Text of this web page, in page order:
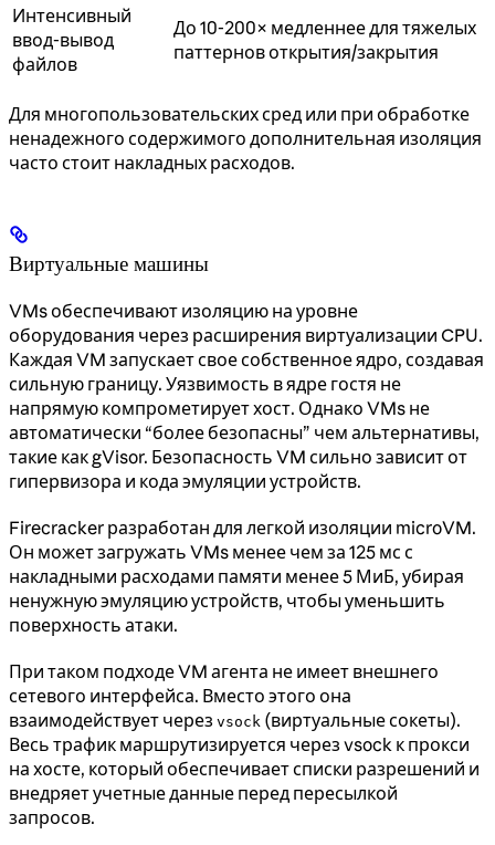
Интенсивный
ввод-вывод
файлов
До 10-200× медленнее для тяжелых
паттернов открытия/закрытия
Для многопользовательских сред или при обработке
ненадежного содержимого дополнительная изоляция
часто стоит накладных расходов.
Виртуальные машины
VMs обеспечивают изоляцию на уровне
оборудования через расширения виртуализации CPU.
Каждая VM запускает свое собственное ядро, создавая
сильную границу. Уязвимость в ядре гостя не
напрямую компрометирует хост. Однако VMs не
автоматически “более безопасны” чем альтернативы,
такие как gVisor. Безопасность VM сильно зависит от
гипервизора и кода эмуляции устройств.
Firecracker разработан для легкой изоляции microVM.
Он может загружать VMs менее чем за 125 мс с
накладными расходами памяти менее 5 МиБ, убирая
ненужную эмуляцию устройств, чтобы уменьшить
поверхность атаки.
При таком подходе VM агента не имеет внешнего
сетевого интерфейса. Вместо этого она
взаимодействует через vsock (виртуальные сокеты).
Весь трафик маршрутизируется через vsock к прокси
на хосте, который обеспечивает списки разрешений и
внедряет учетные данные перед пересылкой
запросов.